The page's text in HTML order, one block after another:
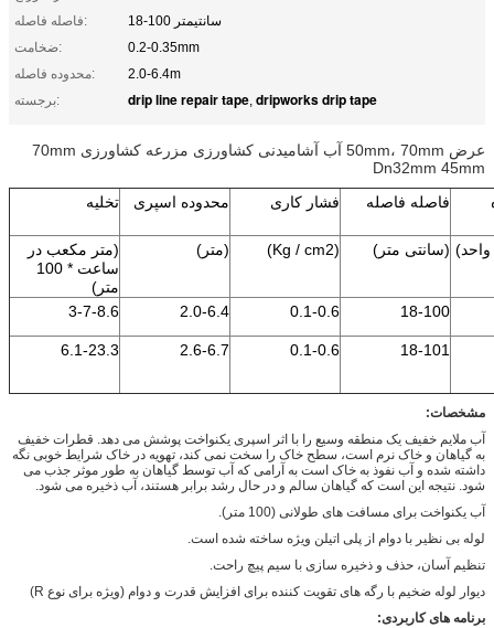
فاصله فاصله:
18-100 سانتیمتر
ضخامت:
0.2-0.35mm
محدوده فاصله:
2.0-6.4m
برجسته:
drip line repair tape, dripworks drip tape
عرض 50mm، 70mm آب آشامیدنی کشاورزی مزرعه کشاورزی 70mm
Dn32mm 45mm
فاصله فاصله فشار کاری محدوده اسپری تخلیه
واحد) (سانتی متر) (Kg / cm2) (متر)
(متر مکعب در
ساعت * 100
متر)
18-100
0.1-0.6
2.0-6.4
3-7-8.6
18-101
0.1-0.6
2.6-6.7
6.1-23.3
مشخصات:
آب ملایم خفیف یک منطقه وسیع را با اثر اسپری یکنواخت پوشش می دهد. قطرات خفیف
به گیاهان و خاک نرم است، سطح خاک را سخت نمی کند، تهویه در خاک شرایط خوبی نگه
داشته شده و آب نفوذ به خاک است به آرامی که آب توسط گیاهان به طور موثر جذب می
شود. نتیجه این است که گیاهان سالم و در حال رشد برابر هستند، آب ذخیره می شود.
آب یکنواخت برای مسافت های طولانی (100 متر).
لوله بی نظیر با دوام از پلی اتیلن ویژه ساخته شده است.
تنظیم آسان، حذف و ذخیره سازی با سیم پیچ راحت.
دیوار لوله ضخیم با رگه های تقویت کننده برای افزایش قدرت و دوام (ویژه برای نوع R)
برنامه های کاربردی: